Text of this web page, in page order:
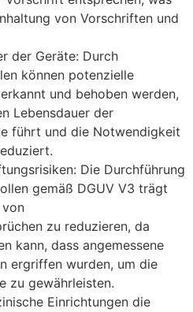
von Vorschriften und
der Geräte: Durch
können potenzielle
und behoben werden,
Lebensdauer der
führt und die Notwendigkeit
Die Durchführung
gemäß DGUV V3 trägt
zu reduzieren, da
kann, dass angemessene
ergriffen wurden, um die
zu gewährleisten.
Einrichtungen die